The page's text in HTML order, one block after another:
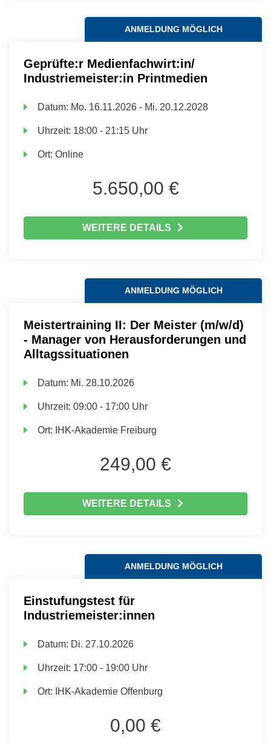
ANMELDUNG MÖGLICH
Geprüfte:r Medienfachwirt:in/
Industriemeister:in Printmedien
Datum: Mo. 16.11.2026 - Mi. 20.12.2028
Uhrzeit: 18:00 - 21:15 Uhr
Ort:Online
5.650,00 €
WEITERE DETAILS
ANMELDUNG MÖGLICH
Meistertraining II: Der Meister (m/w/d)
- Manager von Herausforderungen und
Alltagssituationen
Datum: Mi. 28.10.2026
Uhrzeit:09:00 - 17:00 Uhr
Ort: IHK-Akademie Freiburg
249,00 €
WEITERE DETAILS
ANMELDUNG MÖGLICH
Einstufungstest für
Industriemeister:innen
Datum: Di. 27.10.2026
Uhrzeit: 17:00 - 19:00 Uhr
Ort: IHK-Akademie Offenburg
0,00 €